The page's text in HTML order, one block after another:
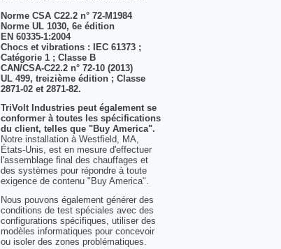
Norme CSA C22.2 n° 72-M1984
Norme UL 1030, 6e édition
EN 60335-1:2004
Chocs et vibrations : IEC 61373 ;
Catégorie 1 ; Classe B
CAN/CSA-C22.2 n° 72-10 (2013)
UL 499, treizième édition ; Classe
2871-02 et 2871-82.
TriVolt Industries peut également se
conformer à toutes les spécifications
du client, telles que "Buy America".
Notre installation à Westfield, MA,
États-Unis, est en mesure d'effectuer
l'assemblage final des chauffages et
des systèmes pour répondre à toute
exigence de contenu "Buy America".
Nous pouvons également générer des
conditions de test spéciales avec des
configurations spécifiques, utiliser des
modèles informatiques pour concevoir
ou isoler des zones problématiques.